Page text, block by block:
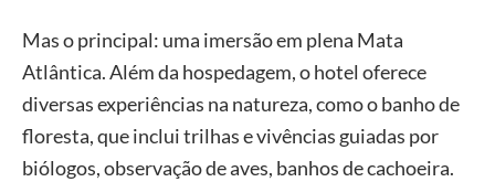
Mas o principal: uma imersão em plena Mata
Atlântica. Além da hospedagem, o hotel oferece
diversas experiências na natureza, como o banho de
floresta, que inclui trilhas e vivências guiadas por
biólogos, observação de aves, banhos de cachoeira.